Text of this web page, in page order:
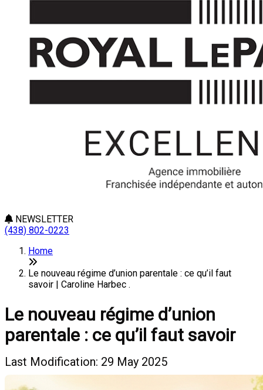
NEWSLETTER
(438) 802-0223
Home
Le nouveau régime d’union parentale : ce qu’il faut
savoir | Caroline Harbec .
Le nouveau régime d’union
parentale : ce qu’il faut savoir
Last Modification: 29 May 2025